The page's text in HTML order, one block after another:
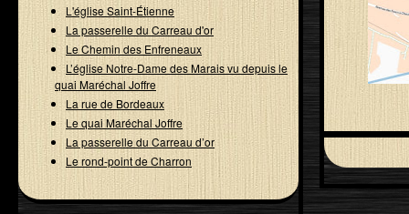
L'église Saint-Étienne
La passerelle du Carreau d'or
Le Chemin des Enfreneaux
L’église Notre-Dame des Marais vu depuis le
quai Maréchal Joffre
La rue de Bordeaux
Le quai Maréchal Joffre
La passerelle du Carreau d’or
Le rond-point de Charron